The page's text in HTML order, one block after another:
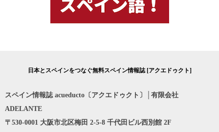
日本とスペインをつなぐ無料スペイン情報誌 [アクエドゥクト]
スペイン情報誌 acueducto〔アクエドゥクト〕│有限会社
ADELANTE
〒530-0001 大阪市北区梅田 2-5-8 千代田ビル西別館 2F